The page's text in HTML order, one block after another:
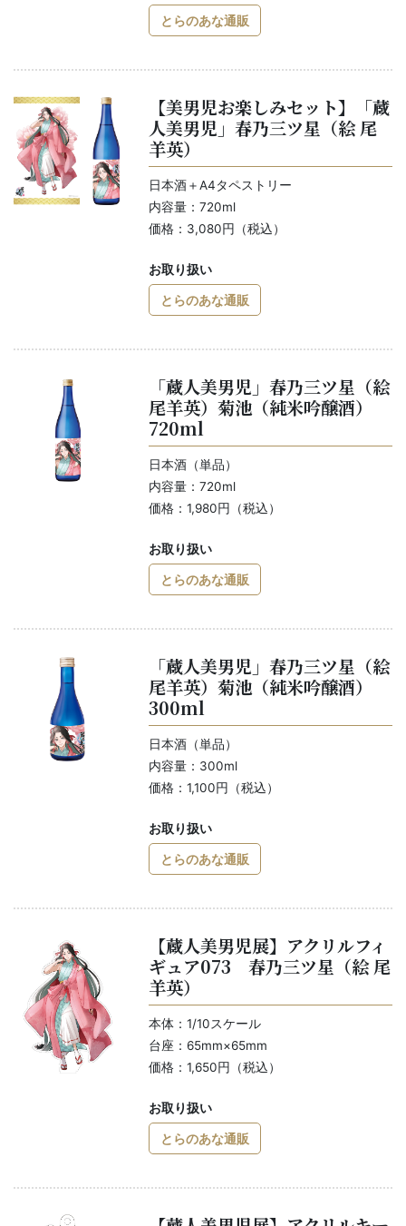
とらのあな通販
【美男児お楽しみセット】「蔵
人美男児」春乃三ツ星（絵 尾
羊英）
日本酒＋A4タペストリー
内容量：720ml
価格：3,080円（税込）
お取り扱い
とらのあな通販
「蔵人美男児」春乃三ツ星（絵
尾羊英）菊池（純米吟醸酒）
720ml
日本酒（単品）
内容量：720ml
価格：1,980円（税込）
お取り扱い
とらのあな通販
「蔵人美男児」春乃三ツ星（絵
尾羊英）菊池（純米吟醸酒）
300ml
日本酒（単品）
内容量：300ml
価格：1,100円（税込）
お取り扱い
とらのあな通販
【蔵人美男児展】アクリルフィ
ギュア073 春乃三ツ星（絵 尾
羊英）
本体：1/10スケール
台座：65mm×65mm
価格：1,650円（税込）
お取り扱い
とらのあな通販